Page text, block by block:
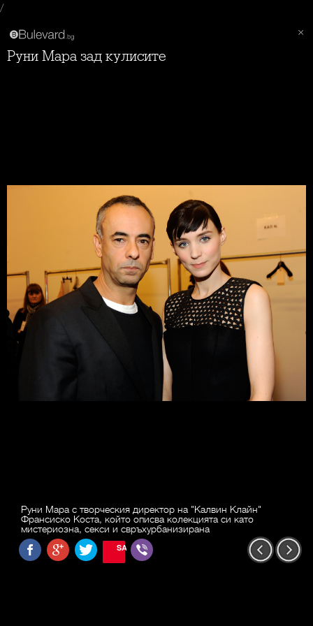
/
Руни Мара зад кулисите
Руни Мара с творческия директор на "Калвин Клайн"
Франсиско Коста, който описва колекцията си като
мистериозна, секси и свръхурбанизирана
SAVE